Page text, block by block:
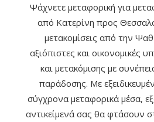
Ψάχνετε μεταφορική για
από Κατερίνη προς
μετακομίσεις από την
αξιόπιστες και οικονομικές
και μετακόμισης με
παράδοσης. Με
σύγχρονα μεταφορικά μέσα,
αντικείμενά σας θα φτάσουν